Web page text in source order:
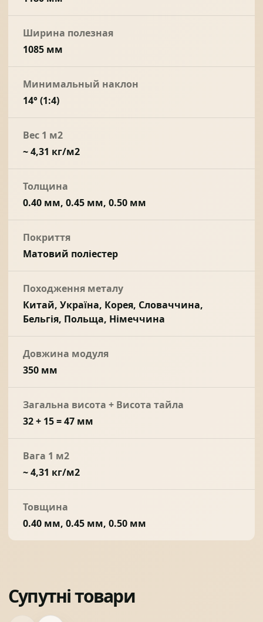
Ширина полезная
1085 мм
Минимальный наклон
14° (1:4)
Вес 1 м2
~ 4,31 кг/м2
Толщина
0.40 мм, 0.45 мм, 0.50 мм
Покриття
Матовий поліестер
Походження металу
Китай, Україна, Корея, Словаччина,
Бельгія, Польща, Німеччина
Довжина модуля
350 мм
Загальна висота + Висота тайла
32 + 15 = 47 мм
Вага 1 м2
~ 4,31 кг/м2
Товщина
0.40 мм, 0.45 мм, 0.50 мм
Супутні товари